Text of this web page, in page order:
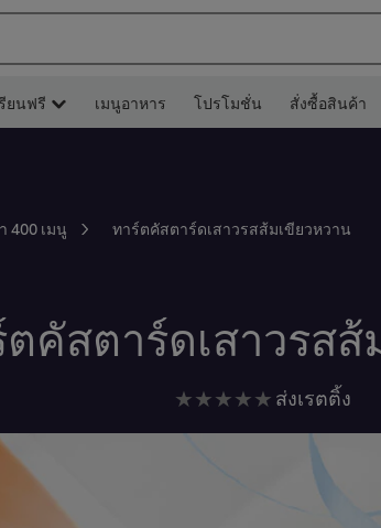
ยนฟรี เมนูอาหาร โปรโมชั่น สั่งซื้อสินค้า
400 เมนู ทาร์ตคัสตาร์ดเสาวรสส้มเขียวหวาน
คัสตาร์ดเสาวรส
ไม่มี
คะแนน
สำหรับ
ส่งเรตติ้ง